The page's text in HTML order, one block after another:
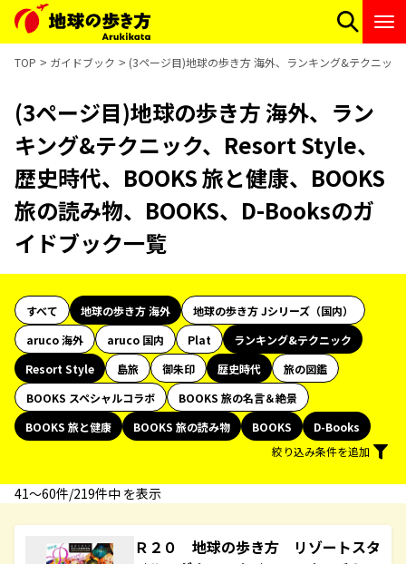
TOP ガイドブック (3ページ目)地球の歩き方 海外、ランキング&テクニッ
(3ページ目)地球の歩き方 海外、ラン
キング&テクニック、Resort Style、
歴史時代、BOOKS 旅と健康、BOOKS
旅の読み物、BOOKS、D-Booksのガ
イドブック一覧
すべて 地球の歩き方 海外
地球の歩き方 Jシリーズ（国内）
aruco 海外
aruco 国内 Plat
ランキング&テクニック
Resort Style
島旅 御朱印 歴史時代
旅の図鑑
BOOKS スペシャルコラボ
BOOKS 旅の名言＆絶景
BOOKS 旅と健康
BOOKS 旅の読み物 BOOKS
D-Books
絞り込み条件を追加
41〜60件/219件中 を表示
Ｒ２０ 地球の歩き方 リゾートスタ